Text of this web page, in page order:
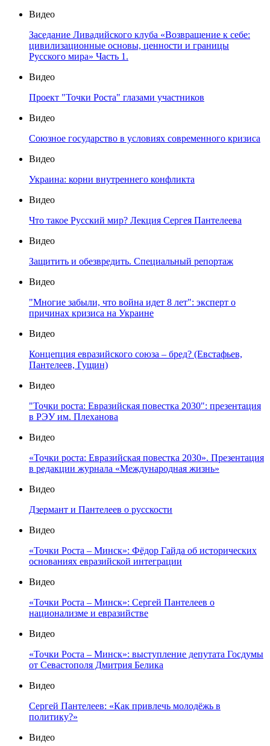
Видео
Заседание Ливадийского клуба «Возвращение к себе:
цивилизационные основы, ценности и границы
Русского мира» Часть 1.
Видео
Проект "Точки Роста" глазами участников
Видео
Союзное государство в условиях современного кризиса
Видео
Украина: корни внутреннего конфликта
Видео
Что такое Русский мир? Лекция Сергея Пантелеева
Видео
Защитить и обезвредить. Специальный репортаж
Видео
"Многие забыли, что война идет 8 лет": эксперт о
причинах кризиса на Украине
Видео
Концепция евразийского союза – бред? (Евстафьев,
Пантелеев, Гущин)
Видео
"Точки роста: Евразийская повестка 2030": презентация
в РЭУ им. Плеханова
Видео
«Точки роста: Евразийская повестка 2030». Презентация
в редакции журнала «Международная жизнь»
Видео
Дзермант и Пантелеев о русскости
Видео
«Точки Роста – Минск»: Фёдор Гайда об исторических
основаниях евразийской интеграции
Видео
«Точки Роста – Минск»: Сергей Пантелеев о
национализме и евразийстве
Видео
«Точки Роста – Минск»: выступление депутата Госдумы
от Севастополя Дмитрия Белика
Видео
Сергей Пантелеев: «Как привлечь молодёжь в
политику?»
Видео